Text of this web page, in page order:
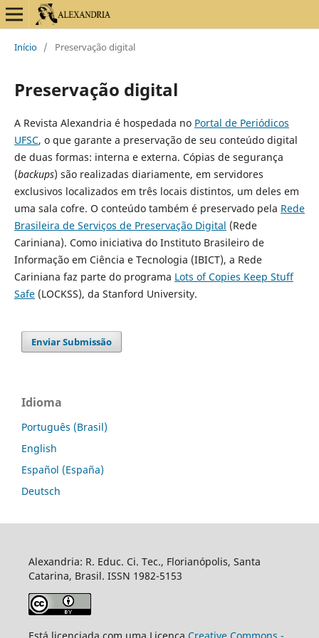
Início / Preservação digital
Preservação digital
A Revista Alexandria é hospedada no Portal de Periódicos
UFSC, o que garante a preservação de seu conteúdo digital
de duas formas: interna e externa. Cópias de segurança
(backups) são realizadas diariamente, em servidores
exclusivos localizados em três locais distintos, um deles em
uma sala cofre. O conteúdo também é preservado pela Rede
Brasileira de Serviços de Preservação Digital (Rede
Cariniana). Como iniciativa do Instituto Brasileiro de
Informação em Ciência e Tecnologia (IBICT), a Rede
Cariniana faz parte do programa Lots of Copies Keep Stuff
Safe(LOCKSS), da Stanford University.
Enviar Submissão
Idioma
Português (Brasil)
English
Español (España)
Deutsch
Alexandria: R. Educ. Ci. Tec., Florianópolis, Santa
Catarina, Brasil. ISSN 1982-5153